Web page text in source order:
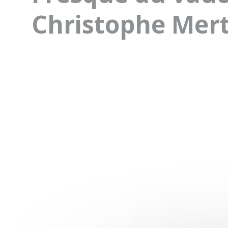
Christophe